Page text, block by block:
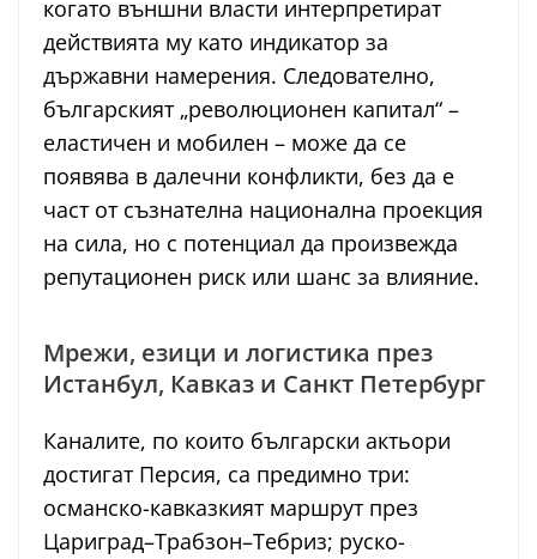
когато външни власти интерпретират
действията му като индикатор за
държавни намерения. Следователно,
българският „революционен капитал“ –
еластичен и мобилен – може да се
появява в далечни конфликти, без да е
част от съзнателна национална проекция
на сила, но с потенциал да произвежда
репутационен риск или шанс за влияние.
Мрежи, езици и логистика през
Истанбул, Кавказ и Санкт Петербург
Каналите, по които български актьори
достигат Персия, са предимно три:
османско-кавказкият маршрут през
Цариград–Трабзон–Тебриз; руско-